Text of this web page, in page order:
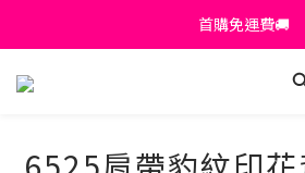
首購免運費🚚
首購免運費🚚
綁定+官方LINE領